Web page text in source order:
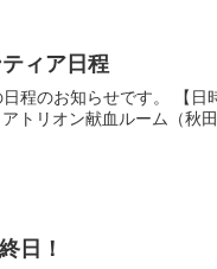
ィア日程
【日時】 ①6月7日㈫ 14:30-17:00 ②6
日！